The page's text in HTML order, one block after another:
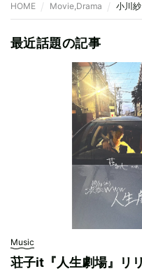
HOME Movie,Drama 小川
最近話題の記事
Music
荘子it『人生劇場』リ